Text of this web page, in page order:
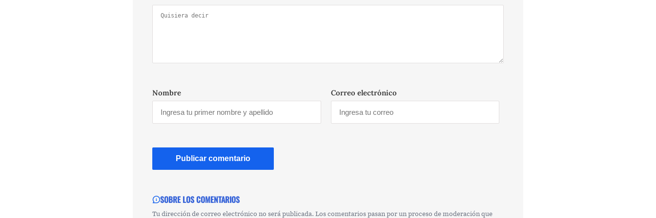
Nombre Correo electrónico
SOBRE LOS COMENTARIOS
Tu dirección de correo electrónico no será publicada. Los comentarios pasan por un proceso de moderación que